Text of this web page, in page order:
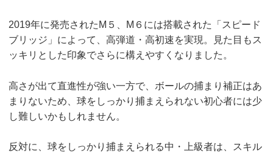
2019年に発売されたM５、M６には搭載された「スピード
ブリッジ」によって、高弾道・高初速を実現。見た目もス
ッキリとした印象でさらに構えやすくなりました。
高さが出て直進性が強い一方で、ボールの捕まり補正はあ
まりないため、球をしっかり捕まえられない初心者には少
し難しいかもしれません。
反対に、球をしっかり捕まえられる中・上級者は、スキル